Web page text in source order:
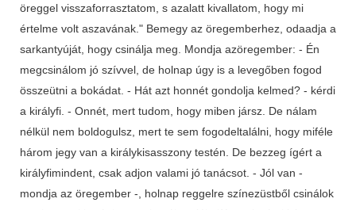
öreggel visszaforrasztatom, s azalatt kivallatom, hogy mi
értelme volt aszavának." Bemegy az öregemberhez, odaadja a
sarkantyúját, hogy csinálja meg. Mondja azöregember: - Én
megcsinálom jó szívvel, de holnap úgy is a levegőben fogod
összeütni a bokádat. - Hát azt honnét gondolja kelmed? - kérdi
a királyfi. - Onnét, mert tudom, hogy miben jársz. De nálam
nélkül nem boldogulsz, mert te sem fogodeltalálni, hogy miféle
három jegy van a királykisasszony testén. De bezzeg ígért a
királyfimindent, csak adjon valami jó tanácsot. - Jól van -
mondja az öregember -, holnap reggelre színezüstből csinálok